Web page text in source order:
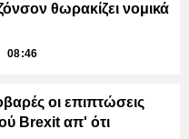
θωρακίζει νομικά
08:46
οι επιπτώσεις
Brexit απ' ότι